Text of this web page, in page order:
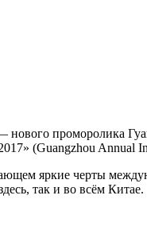
проморолика
(Guangzhou Annual
яркие черты
так и во всём Китае.